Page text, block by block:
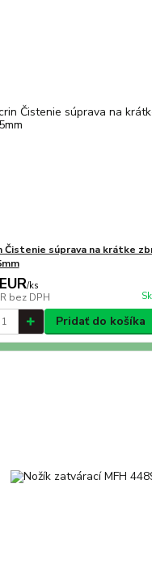
Čistenie súprava na krátke
/ks
bez DPH
Pridať do košíka